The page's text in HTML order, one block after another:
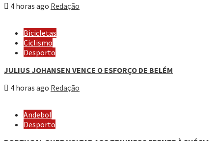
4 horas ago Redação
Bicicletas
Ciclismo
Desporto
JULIUS JOHANSEN VENCE O ESFORÇO DE BELÉM
4 horas ago Redação
Andebol
Desporto